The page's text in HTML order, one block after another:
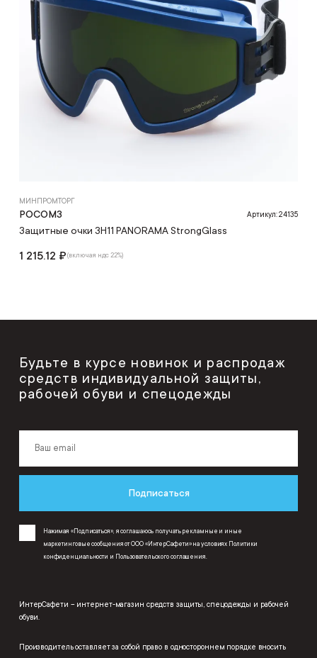
МИНПРОМТОРГ
РОСОМЗ Артикул: 24135
Защитные очки ЗН11 PANORAMA StrongGlass
1 215.12 ₽(включая ндс 22%)
Будьте в курсе новинок и распродаж
средств индивидуальной защиты,
рабочей обуви и спецодежды
Подписаться
Нажимая «Подписаться», я соглашаюсь получать рекламные и иные
маркетинговые сообщения от ООО «ИнтерСафети» на условиях Политики
конфиденциальности и Пользовательского соглашения
ИнтерСафети – интернет-магазин средств защиты, спецодежды и рабочей
обуви.
Производитель оставляет за собой право в одностороннем порядке вносить